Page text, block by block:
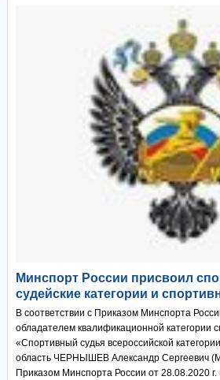
Минспорт России присвоил
судейские категории и
В соответствии с Приказом Минспорта
обладателем квалификационной категории
«Спортивный судья всероссийской
область ЧЕРНЫШЕВ Александр Сергеевич
Приказом Минспорта России от 28.08.2020